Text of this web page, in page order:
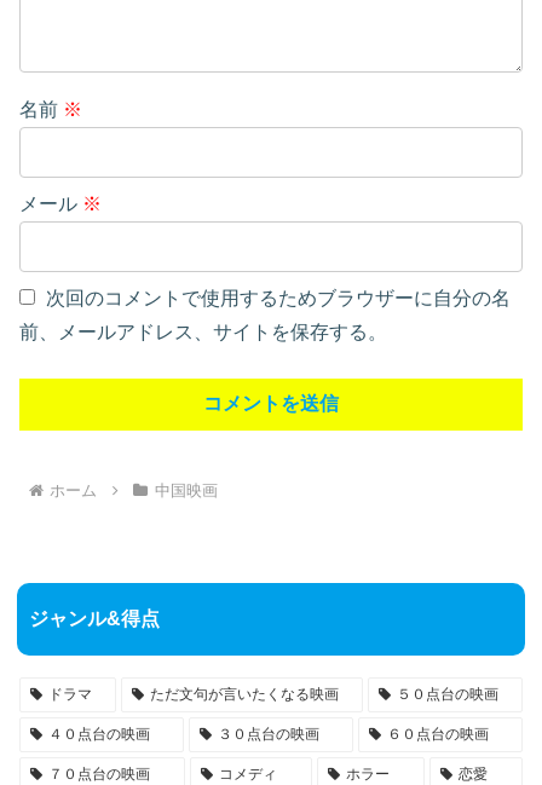
名前 ※
メール ※
次回のコメントで使用するためブラウザーに自分の名
前、メールアドレス、サイトを保存する。
ホーム 中国映画
ジャンル&得点
ドラマ ただ文句が言いたくなる映画 ５０点台の映画
４０点台の映画 ３０点台の映画 ６０点台の映画
７０点台の映画 コメディ ホラー 恋愛